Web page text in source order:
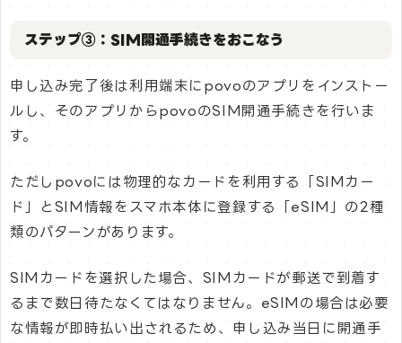
ステップ③：SIM開通手続きをおこなう
申し込み完了後は利用端末にpovoのアプリをインストー
ルし、そのアプリからpovoのSIM開通手続きを行いま
す。
ただしpovoには物理的なカードを利用する「SIMカー
ド」とSIM情報をスマホ本体に登録する「eSIM」の2種
類のパターンがあります。
SIMカードを選択した場合、SIMカードが郵送で到着す
るまで数日待たなくてはなりません。eSIMの場合は必要
な情報が即時払い出されるため、申し込み当日に開通手